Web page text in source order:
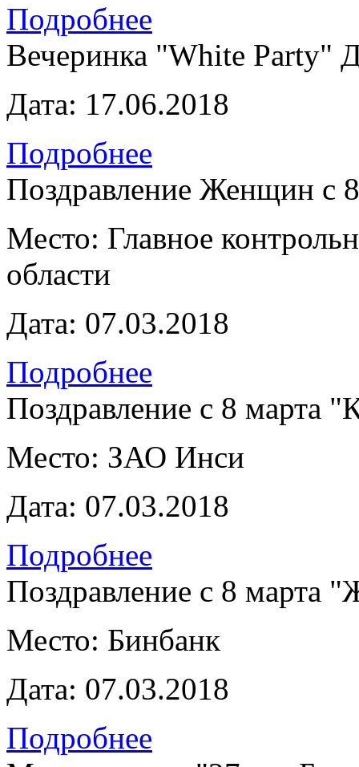
Подробнее
Вечеринка "White Party"
Дата: 17.06.2018
Подробнее
Поздравление Женщин с
Место: Главное
области
Дата: 07.03.2018
Подробнее
Поздравление с 8
Место: ЗАО Инси
Дата: 07.03.2018
Подробнее
Поздравление с 8 марта
Место: Бинбанк
Дата: 07.03.2018
Подробнее